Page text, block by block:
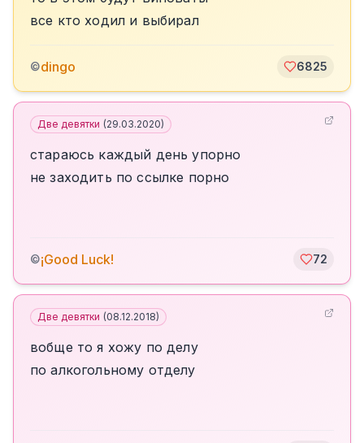
все кто ходил и выбирал
©dingo 6825
Две девятки (29.03.2020)
стараюсь каждый день упорно
не заходить по ссылке порно
©¡Good Luck! 72
Две девятки (08.12.2018)
вобще то я хожу по делу
по алкогольному отделу